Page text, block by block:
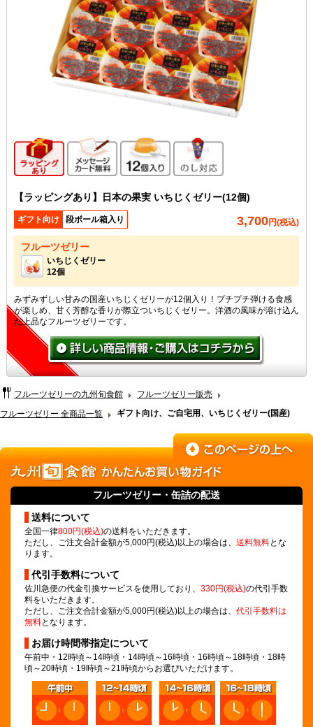
ギフト向け商品メッセージカード無料
12個入り のし対応
【ラッピングあり】日本の果実 いちじくゼリー(12個)
ギフト向け 段ボール箱入り 3,700円(税込)
フルーツゼリー
いちじくゼリー
12個
みずみずしい甘みの国産いちじくゼリーが12個入り！プチプチ弾ける食感
が楽しめ、甘く芳醇な香りが際立ついちじくゼリー。洋酒の風味が溶け込ん
だ上品なフルーツゼリーです。
フルーツゼリーの九州旬食館
フルーツゼリー販売
フルーツゼリー 全商品一覧
ギフト向け、ご自宅用、いちじくゼリー(国産)
フルーツゼリー ・缶詰の配送
送料について
全国一律800円(税込)の送料をいただきます。
ただし、ご注文合計金額が5,000円(税込)以上の場合は、 送料無料とな
ります。
代引手数料について
佐川急便の代金引換サービスを使用しており、 330円(税込)の代引手数
料をいただきます。
ただし、ご注文合計金額が5,000円(税込)以上の場合は、 代引手数料は
無料となります。
お届け時間帯指定について
午前中・12時頃～14時頃・14時頃～16時頃・16時頃～18時頃・18時
頃～20時頃・19時頃～21時頃からお選びいただけます。